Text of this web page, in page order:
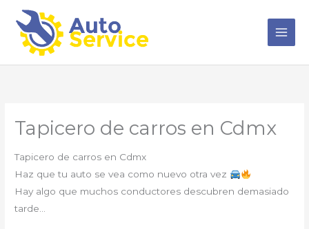
contenido
Tapicero de carros en Cdmx
Tapicero de carros en Cdmx
Haz que tu auto se vea como nuevo otra vez
Hay algo que muchos conductores descubren demasiado
tarde…